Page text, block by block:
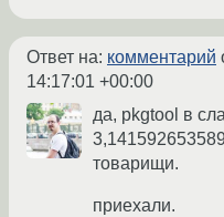
Ответ на: комментарий
14:17:01 +00:00
да, pkgtool в
товарищи.
приехали.